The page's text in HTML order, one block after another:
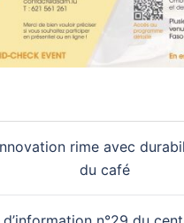
rime avec
du café